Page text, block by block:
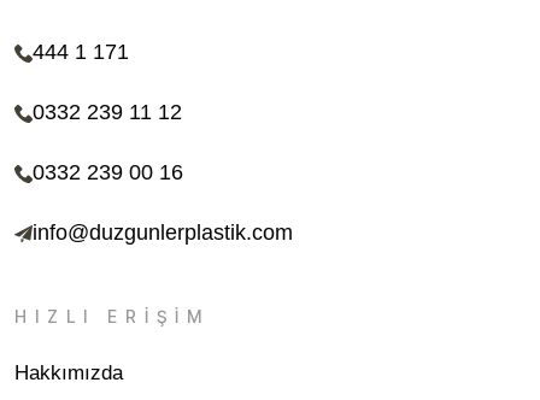
444 1 171
0332 239 11 12
0332 239 00 16
info@duzgunlerplastik.com
HIZLI ERİŞİM
Hakkımızda